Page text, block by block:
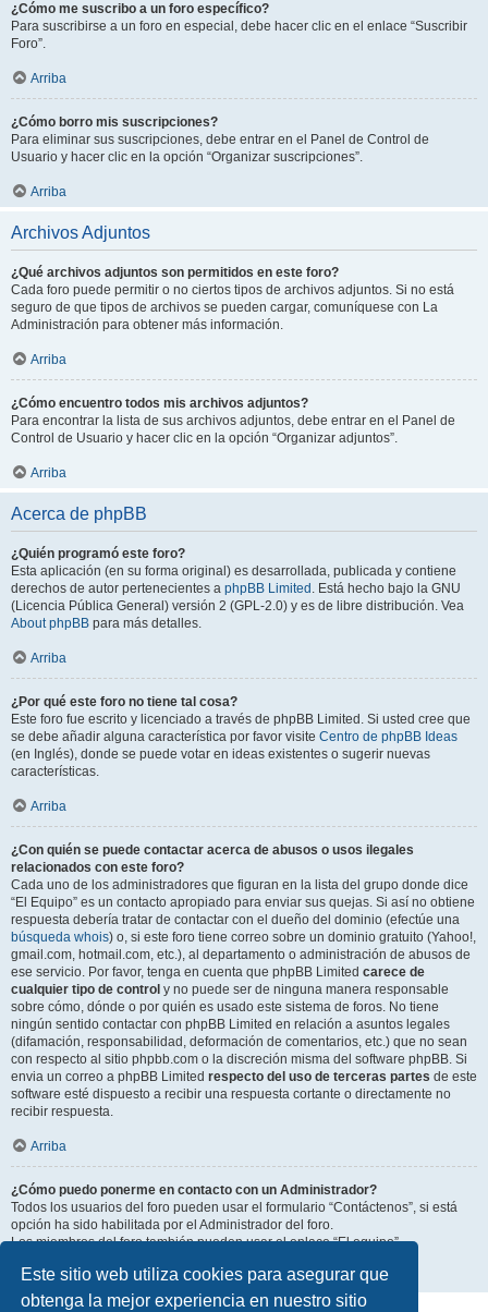
Este sitio web utiliza cookies para asegurar que
obtenga la mejor experiencia en nuestro sitio
¿Cómo me suscribo a un foro específico?
Para suscribirse a un foro en especial, debe hacer clic en el enlace “Suscribir
Foro”.
Arriba
¿Cómo borro mis suscripciones?
Para eliminar sus suscripciones, debe entrar en el Panel de Control de
Usuario y hacer clic en la opción “Organizar suscripciones”.
Arriba
Archivos Adjuntos
¿Qué archivos adjuntos son permitidos en este foro?
Cada foro puede permitir o no ciertos tipos de archivos adjuntos. Si no está
seguro de que tipos de archivos se pueden cargar, comuníquese con La
Administración para obtener más información.
Arriba
¿Cómo encuentro todos mis archivos adjuntos?
Para encontrar la lista de sus archivos adjuntos, debe entrar en el Panel de
Control de Usuario y hacer clic en la opción “Organizar adjuntos”.
Arriba
Acerca de phpBB
¿Quién programó este foro?
Esta aplicación (en su forma original) es desarrollada, publicada y contiene
derechos de autor pertenecientes a phpBB Limited . Está hecho bajo la GNU
(Licencia Pública General) versión 2 (GPL-2.0) y es de libre distribución. Vea
About phpBB para más detalles.
Arriba
¿Por qué este foro no tiene tal cosa?
Este foro fue escrito y licenciado a través de phpBB Limited. Si usted cree que
se debe añadir alguna característica por favor visite Centro de phpBB Ideas
(en Inglés), donde se puede votar en ideas existentes o sugerir nuevas
características.
Arriba
¿Con quién se puede contactar acerca de abusos o usos ilegales
relacionados con este foro?
Cada uno de los administradores que figuran en la lista del grupo donde dice
“El Equipo” es un contacto apropiado para enviar sus quejas. Si así no obtiene
respuesta debería tratar de contactar con el dueño del dominio (efectúe una
búsqueda whois) o, si este foro tiene correo sobre un dominio gratuito (Yahoo!,
gmail.com, hotmail.com, etc.), al departamento o administración de abusos de
ese servicio. Por favor, tenga en cuenta que phpBB Limited carece de
cualquier tipo de control y no puede ser de ninguna manera responsable
sobre cómo, dónde o por quién es usado este sistema de foros. No tiene
ningún sentido contactar con phpBB Limited en relación a asuntos legales
(difamación, responsabilidad, deformación de comentarios, etc.) que no sean
con respecto al sitio phpbb.com o la discreción misma del software phpBB. Si
envia un correo a phpBB Limited respecto del uso de terceras partes de este
software esté dispuesto a recibir una respuesta cortante o directamente no
recibir respuesta.
Arriba
¿Cómo puedo ponerme en contacto con un Administrador?
Todos los usuarios del foro pueden usar el formulario “Contáctenos”, si está
opción ha sido habilitada por el Administrador del foro.
Los miembros del foro también pueden usar el enlace “El equipo”.
Arriba